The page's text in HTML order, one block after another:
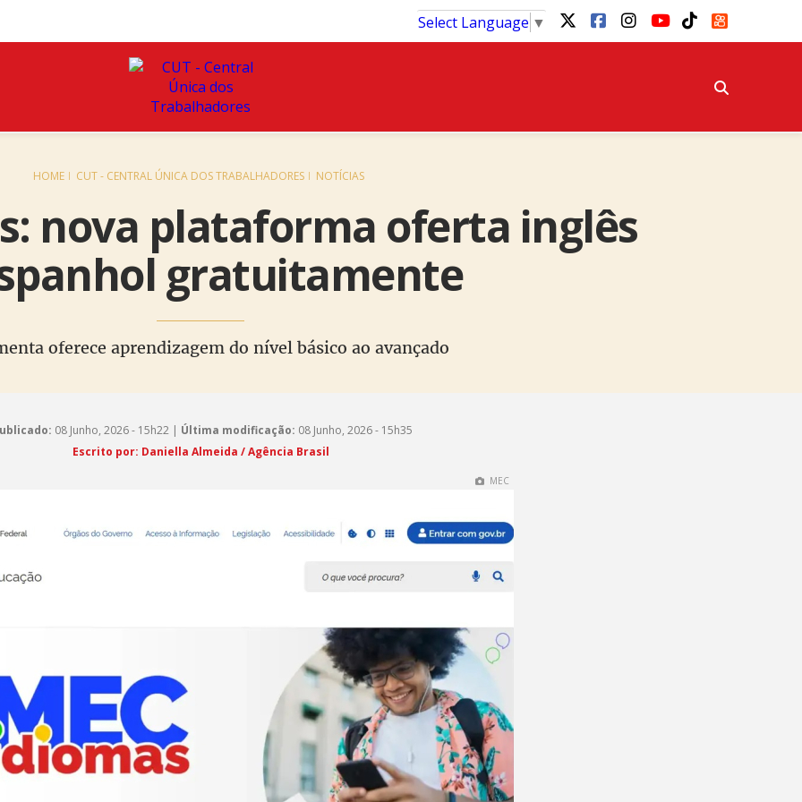
Select Language ▼
HOME CUT - CENTRAL ÚNICA DOS TRABALHADORES NOTÍCIAS
nova plataforma oferta inglês
gratuitamente
oferece aprendizagem do nível básico ao avançado
08 Junho, 2026 - 15h22 | Última modificação: 08 Junho, 2026 - 15h35
Escrito por: Daniella Almeida / Agência Brasil
MEC